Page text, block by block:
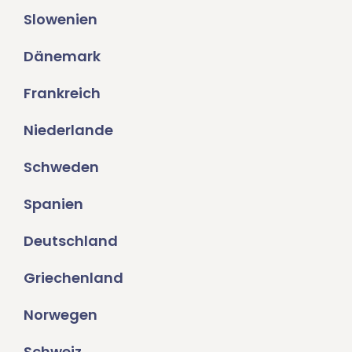
Slowenien
Dänemark
Frankreich
Niederlande
Schweden
Spanien
Deutschland
Griechenland
Norwegen